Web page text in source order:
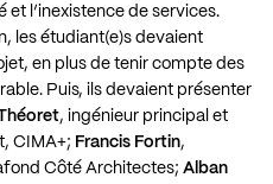
et l’inexistence de services.
les étudiant(e)s devaient
en plus de tenir compte des
Puis, ils devaient présenter
, ingénieur principal et
CIMA+; Francis Fortin,
Côté Architectes; Alban